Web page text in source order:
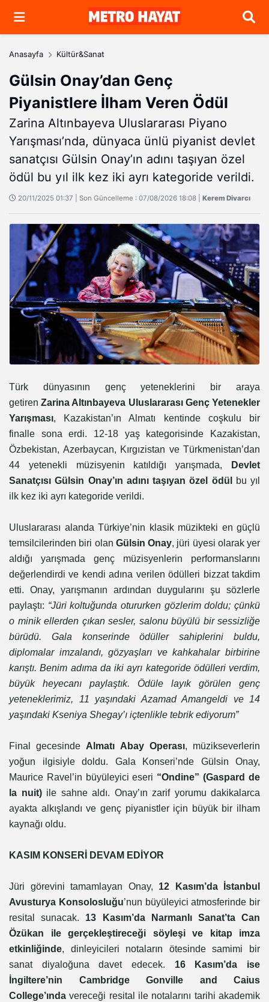
Arama
Anasayfa Kültür&Sanat
Gülsin Onay’dan Genç
Piyanistlere İlham Veren Ödül
Zarina Altınbayeva Uluslararası Piyano
Yarışması’nda, dünyaca ünlü piyanist devlet
sanatçısı Gülsin Onay’ın adını taşıyan özel
ödül bu yıl ilk kez iki ayrı kategoride verildi.
20/11/2025 01:37 | Son Güncelleme : 07/08/2026 18:08 | Kerem Divarcı
Türk dünyasının genç yeteneklerini bir araya
getirenZarina Altınbayeva Uluslararası Genç Yetenekler
Yarışması, Kazakistan’ın Almatı kentinde coşkulu bir
finalle sona erdi. 12-18 yaş kategorisinde Kazakistan,
Özbekistan, Azerbaycan, Kırgızistan ve Türkmenistan’dan
44 yetenekli müzisyenin katıldığı yarışmada,
Devlet
Sanatçısı Gülsin Onay’ın adını taşıyan özel ödül
bu yıl
ilk kez iki ayrı kategoride verildi.
Uluslararası alanda Türkiye’nin klasik müzikteki en güçlü
temsilcilerinden biri olan Gülsin Onay, jüri üyesi olarak yer
aldığı yarışmada genç müzisyenlerin performanslarını
değerlendirdi ve kendi adına verilen ödülleri bizzat takdim
etti. Onay, yarışmanın ardından duygularını şu sözlerle
paylaştı: “Jüri koltuğunda otururken gözlerim doldu; çünkü
o minik ellerden çıkan sesler, salonu büyülü bir sessizliğe
bürüdü. Gala konserinde ödüller sahiplerini buldu,
diplomalar imzalandı, gözyaşları ve kahkahalar birbirine
karıştı. Benim adıma da iki ayrı kategoride ödülleri verdim,
büyük heyecanı paylaştık. Ödüle layık görülen genç
yeteneklerimiz, 11 yaşındaki Azamad Amangeldi ve 14
yaşındaki Kseniya Shegay’ı içtenlikle tebrik ediyorum”
Final gecesinde Almatı Abay Operası, müzikseverlerin
yoğun ilgisiyle doldu. Gala Konseri’nde Gülsin Onay,
Maurice Ravel’in büyüleyici eseri “Ondine” (Gaspard de
la nuit)ile sahne aldı. Onay’ın zarif yorumu dakikalarca
ayakta alkışlandı ve genç piyanistler için büyük bir ilham
kaynağı oldu.
KASIM KONSERİ DEVAM EDİYOR
Jüri görevini tamamlayan Onay, 12 Kasım’da İstanbul
Avusturya Konsolosluğu’nun büyüleyici atmosferinde bir
resital sunacak. 13 Kasım’da Narmanlı Sanat’ta Can
Özükan ile gerçekleştireceği söyleşi ve kitap imza
etkinliğinde, dinleyicileri notaların ötesinde samimi bir
sanat diyaloğunadavetedecek. 16 Kasım’da ise
İngiltere’nin Cambridge Gonville and Caius
College’ında vereceği resital ile notalarını tarihi akademik